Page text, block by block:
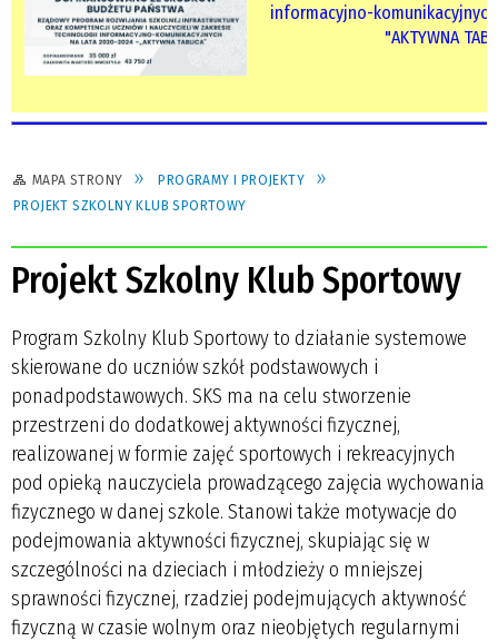
informacyjno-
"AKTYWNA
MAPA STRONY
PROGRAMY I PROJEKTY
PROJEKT SZKOLNY KLUB SPORTOWY
Projekt Szkolny Klub Sportowy
Program Szkolny Klub Sportowy to działanie systemowe
skierowane do uczniów szkół podstawowych i
ponadpodstawowych. SKS ma na celu stworzenie
przestrzeni do dodatkowej aktywności fizycznej,
realizowanej w formie zajęć sportowych i rekreacyjnych
pod opieką nauczyciela prowadzącego zajęcia wychowania
fizycznego w danej szkole. Stanowi także motywacje do
podejmowania aktywności fizycznej, skupiając się w
szczególności na dzieciach i młodzieży o mniejszej
sprawności fizycznej, rzadziej podejmujących aktywność
fizyczną w czasie wolnym oraz nieobjętych regularnymi